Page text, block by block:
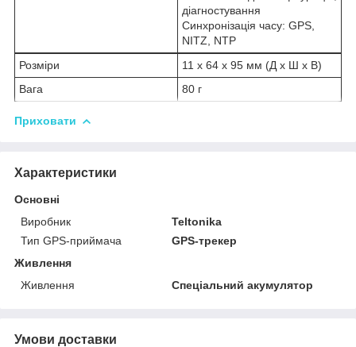
діагностування
Синхронізація часу: GPS,
NITZ, NTP
Розміри
11 x 64 x 95 мм (Д х Ш х В)
Вага
80 г
Приховати
Характеристики
Основні
Виробник
Teltonika
Тип GPS-приймача
GPS-трекер
Живлення
Живлення
Спеціальний акумулятор
Умови доставки